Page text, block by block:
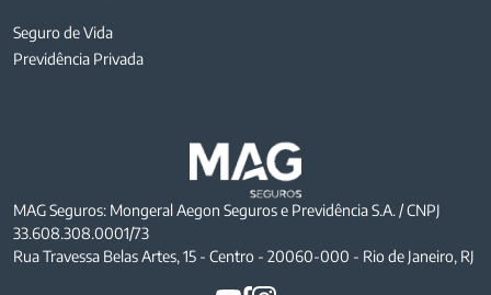
Seguro de Vida
Previdência Privada
MAG Seguros: Mongeral Aegon Seguros e Previdência S.A. / CNPJ
33.608.308.0001/73
Rua Travessa Belas Artes, 15 - Centro - 20060-000 - Rio de Janeiro, RJ